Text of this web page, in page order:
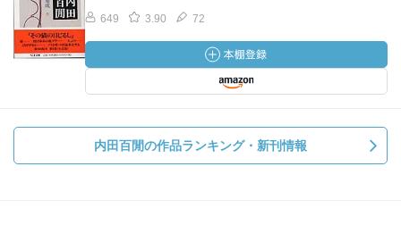
649 3.90 72
内田百閒の作品ランキング・新刊情報